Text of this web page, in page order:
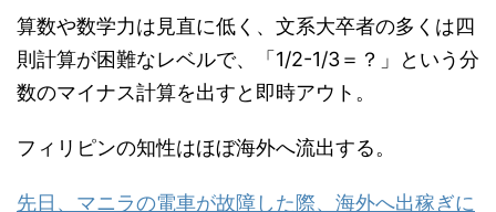
算数や数学力は見直に低く、文系大卒者の多くは四
則計算が困難なレベルで、「1/2-1/3＝？」という分
数のマイナス計算を出すと即時アウト。
フィリピンの知性はほぼ海外へ流出する。
先日、マニラの電車が故障した際、海外へ出稼ぎに